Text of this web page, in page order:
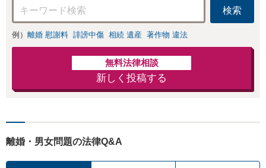
検索
例） 離婚 慰謝料 誹謗中傷 相続 遺産 著作物 違法
無料法律相談
新しく投稿する
離婚・男女問題の法律Q&A